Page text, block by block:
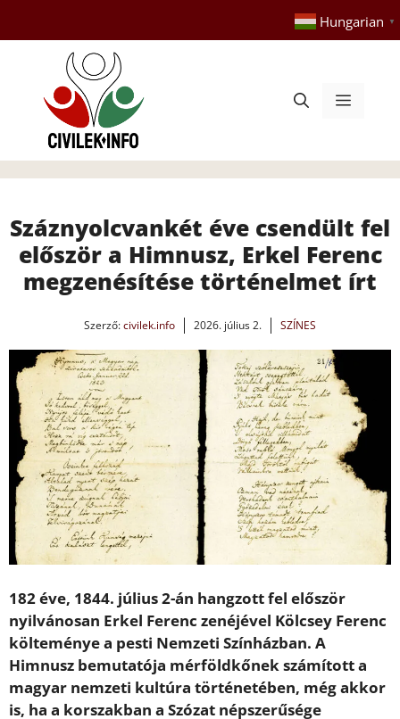
tartalomba
Hungarian ▼
Menü
Száznyolcvankét éve csendült fel
először a Himnusz, Erkel Ferenc
megzenésítése történelmet írt
Szerző:civilek.info 2026. július 2. SZÍNES
182 éve, 1844. július 2-án hangzott fel először
nyilvánosan Erkel Ferenc zenéjével Kölcsey Ferenc
költeménye a pesti Nemzeti Színházban. A
Himnusz bemutatója mérföldkőnek számított a
magyar nemzeti kultúra történetében, még akkor
is, ha a korszakban a Szózat népszerűsége